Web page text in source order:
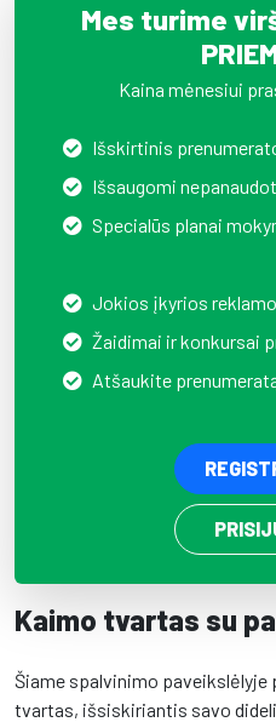
Mes turime virš
Kaina mėnesiui
Išskirtinis
Išsaugomi
Specialūs planai
Jokios įkyrios
Žaidimai ir konkursai
Atšaukite
Kaimo tvartas su
Šiame spalvinimo
tvartas, išsiskiriantis savo